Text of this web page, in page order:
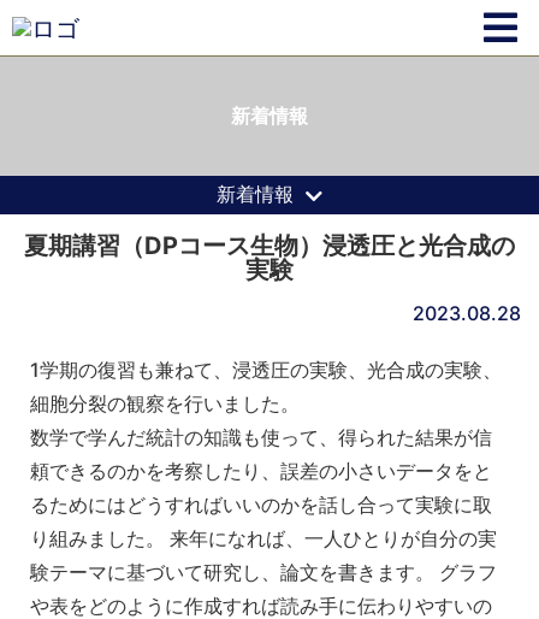
新着情報
新着情報
夏期講習（DPコース生物）浸透圧と光合成の
実験
2023.08.28
1学期の復習も兼ねて、浸透圧の実験、光合成の実験、
細胞分裂の観察を行いました。
数学で学んだ統計の知識も使って、得られた結果が信
頼できるのかを考察したり、誤差の小さいデータをと
るためにはどうすればいいのかを話し合って実験に取
り組みました。 来年になれば、一人ひとりが自分の実
験テーマに基づいて研究し、論文を書きます。 グラフ
や表をどのように作成すれば読み手に伝わりやすいの